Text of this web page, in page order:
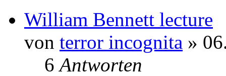
William Bennett lecture
von terror incognita »
6Antworten